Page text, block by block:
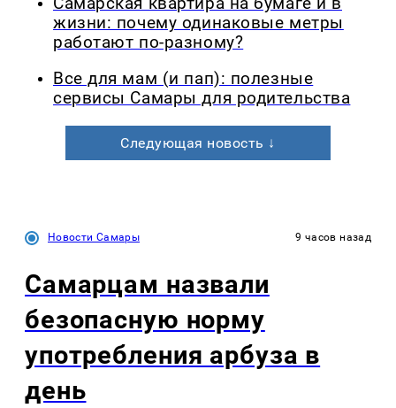
жизни: почему одинаковые метры
работают по-разному?
Все для мам (и пап): полезные
сервисы Самары для родительства
Следующая новость ↓
Новости Самары 9 часов назад
Самарцам назвали
безопасную норму
употребления арбуза в
день